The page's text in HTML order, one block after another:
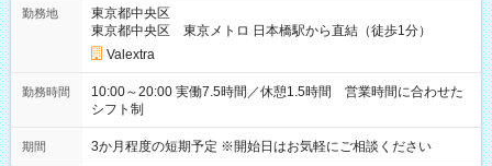
勤務地
東京都中央区
東京都中央区 東京メトロ 日本橋駅から直結（徒歩1分）
Valextra
勤務時間
10:00～20:00 実働7.5時間／休憩1.5時間 営業時間に合わせた
シフト制
期間 3か月程度の短期予定 ※開始日はお気軽にご相談ください